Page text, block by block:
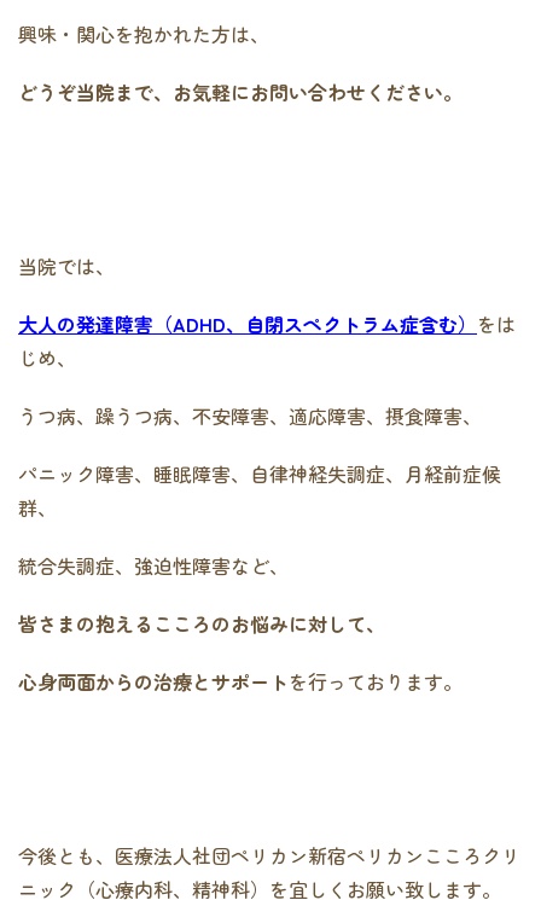
興味・関心を抱かれた方は、
どうぞ当院まで、お気軽にお問い合わせください。
当院では、
大人の発達障害（ADHD、自閉スペクトラム症含む） をは
じめ、
うつ病、躁うつ病、不安障害、適応障害、摂食障害、
パニック障害、睡眠障害、自律神経失調症、月経前症候
群、
統合失調症、強迫性障害など、
皆さまの抱えるこころのお悩みに対して、
心身両面からの治療とサポートを行っております。
今後とも、医療法人社団ペリカン新宿ペリカンこころクリ
ニック（心療内科、精神科）を宜しくお願い致します。